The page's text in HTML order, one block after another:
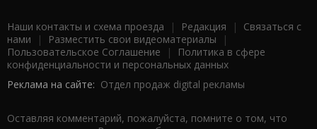
Наши контакты и схема проезда | Редакция | Связаться с
нами | Разместить свои видеоматериалы |
Пользовательское Соглашение |
Политика в сфере
конфиденциальности и персональных данных
Реклама на сайте: Отдел продаж digital рекламы
Оставляя комментарий, пожалуйста, помните о том, что